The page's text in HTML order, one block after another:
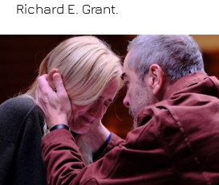
Richard E. Grant.